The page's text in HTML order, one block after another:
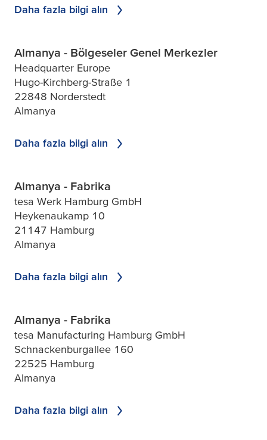
Daha fazla bilgi alın
Almanya - Bölgeseler Genel Merkezler
Headquarter Europe
Hugo-Kirchberg-Straße 1
22848 Norderstedt
Almanya
Daha fazla bilgi alın
Almanya - Fabrika
tesa Werk Hamburg GmbH
Heykenaukamp 10
21147 Hamburg
Almanya
Daha fazla bilgi alın
Almanya - Fabrika
tesa Manufacturing Hamburg GmbH
Schnackenburgallee 160
22525 Hamburg
Almanya
Daha fazla bilgi alın